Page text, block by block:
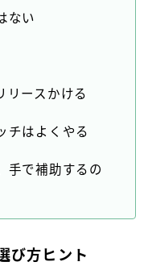
ない
リースかける
チはよくやる
手で補助するの
び方ヒント